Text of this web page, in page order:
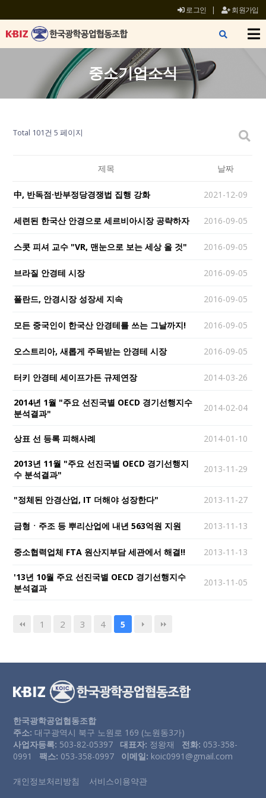
로그인 | 회원가입
중소기업소식
Total 101건 5 페이지
제목 날짜
中, 반독점·반부정당경쟁법 집행 강화 2021-12-09
세련된 한국산 안경으로 세르비아시장 공략하자 2016-09-05
스콧 피셔 교수 "VR, 맨눈으로 보는 세상 올 것" 2016-09-05
브라질 안경테 시장 2016-09-05
폴란드, 안경시장 성장세 지속 2016-09-05
모든 중국인이 한국산 안경테를 쓰는 그날까지! 2016-09-05
오스트리아, 새롭게 주목받는 안경테 시장 2016-09-05
터키 안경테 세이프가든 규제연장 2014-03-26
2014년 1월 "주요 선진국별 OECD 경기선행지수
분석결과"
2014-02-04
상표 선 등록 피해사례 2014-01-10
2013년 11월 "주요 선진국별 OECD 경기선행지
수 분석결과"
2013-11-29
"정체된 안경산업, IT 더해야 성장한다" 2013-11-27
금형ㆍ주조 등 뿌리산업에 내년 563억원 지원 2013-11-13
중소협력업체 FTA 원산지부담 세관에서 해결!! 2013-11-13
'13년 10월 주요 선진국별 OECD 경기선행지수
분석결과
2013-11-05
1 2 3 4 5
한국광학공업협동조합
주소: 대구광역시 북구 노원로 169 (노원동3가)
사업자등록: 503-82-05397 대표자: 정왕재 전화: 053-358-
0991
팩스: 053-358-0997 이메일: koic0991@gmail.com
개인정보처리방침 서비스이용약관